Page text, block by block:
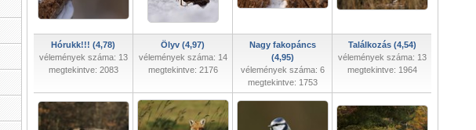
Hórukk!!! (4,78)
vélemények száma: 13
megtekintve: 2083
Ölyv (4,97)
vélemények száma: 14
megtekintve: 2176
Nagy fakopáncs
(4,95)
vélemények száma: 6
megtekintve: 1753
Találkozás (4,54)
vélemények száma: 13
megtekintve: 1964